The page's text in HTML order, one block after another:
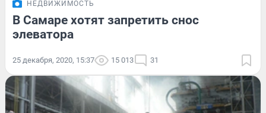
НЕДВИЖИМОСТЬ
В Самаре хотят запретить снос
элеватора
25 декабря, 2020, 15:37 15 013 31